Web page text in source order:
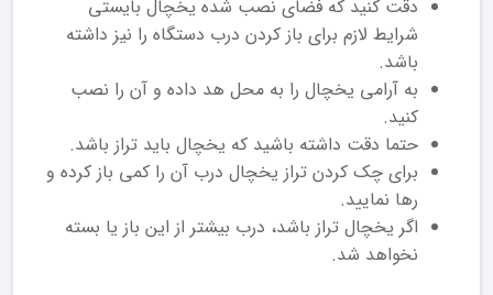
دقت کنید که فضای نصب شده یخچال بایستی
شرایط لازم برای باز کردن درب دستگاه را نیز داشته
باشد.
به آرامی یخچال را به محل هد داده و آن را نصب
کنید.
حتما دقت داشته باشید که یخچال باید تراز باشد.
برای چک کردن تراز یخچال درب آن را کمی باز کرده و
رها نمایید.
اگر یخچال تراز باشد، درب بیشتر از این باز یا بسته
نخواهد شد.